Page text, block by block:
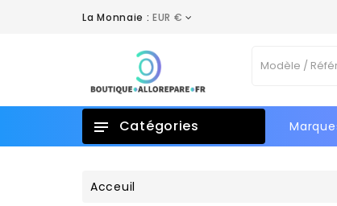
La Monnaie : EUR €
Catégories
Acceuil